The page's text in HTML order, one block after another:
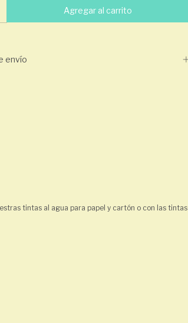
envío
tintas al agua para papel y cartón o con las tintas